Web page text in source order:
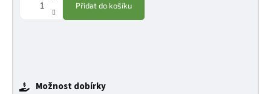
Přidat do košíku
Možnost dobírky